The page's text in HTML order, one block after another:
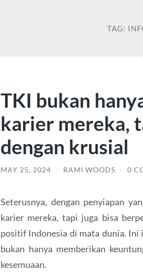
TAG:
TKI bukan
karier mereka,
dengan krusial
MAY 25, 2024 / RAMI WOODS / 0
Seterusnya, dengan penyiapan
karier mereka, tapi juga bisa
positif Indonesia di mata dunia. Ini
bukan hanya memberikan
kesemuaan.